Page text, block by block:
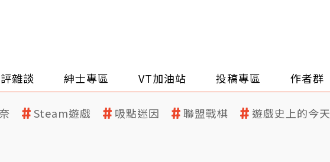
雜談 紳士專區 VT加油站 投稿專區 作者群
Steam遊戲 吸點迷因 聯盟戰棋 遊戲史上的今天